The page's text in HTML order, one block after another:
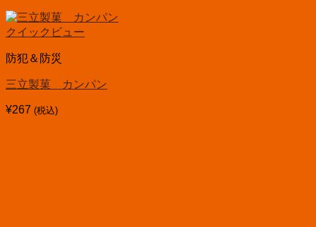
クイックビュー
防犯＆防災
三立製菓 カンパン
¥267 (税込)